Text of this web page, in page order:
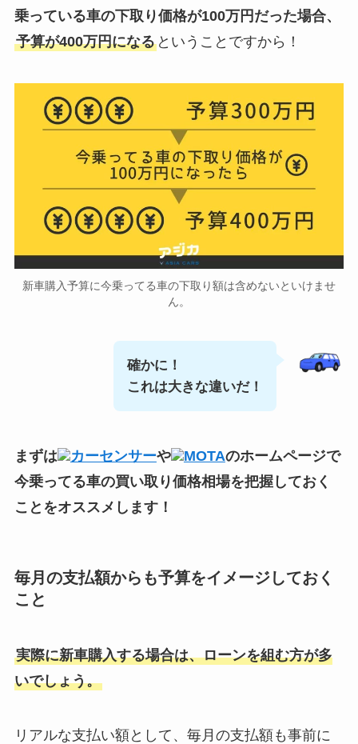
乗っている車の下取り価格が100万円だった場合、
予算が400万円になるということですから！
新車購入予算に今乗ってる車の下取り額は含めないといけませ
ん。
確かに！
これは大きな違いだ！
まずは カーセンサーや MOTAのホームページで
今乗ってる車の買い取り価格相場を把握しておく
ことをオススメします！
毎月の支払額からも予算をイメージしておく
こと
実際に新車購入する場合は、ローンを組む方が多
いでしょう。
リアルな支払い額として、毎月の支払額も事前に